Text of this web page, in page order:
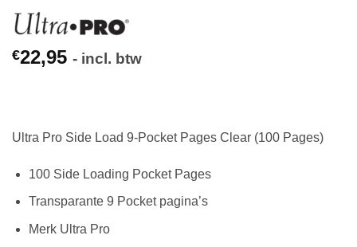
€22,95 - incl. btw
Ultra Pro Side Load 9-Pocket Pages Clear (100 Pages)
100 Side Loading Pocket Pages
Transparante 9 Pocket pagina’s
Merk Ultra Pro